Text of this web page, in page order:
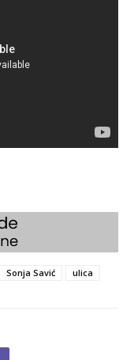
Sonja Savić ulica